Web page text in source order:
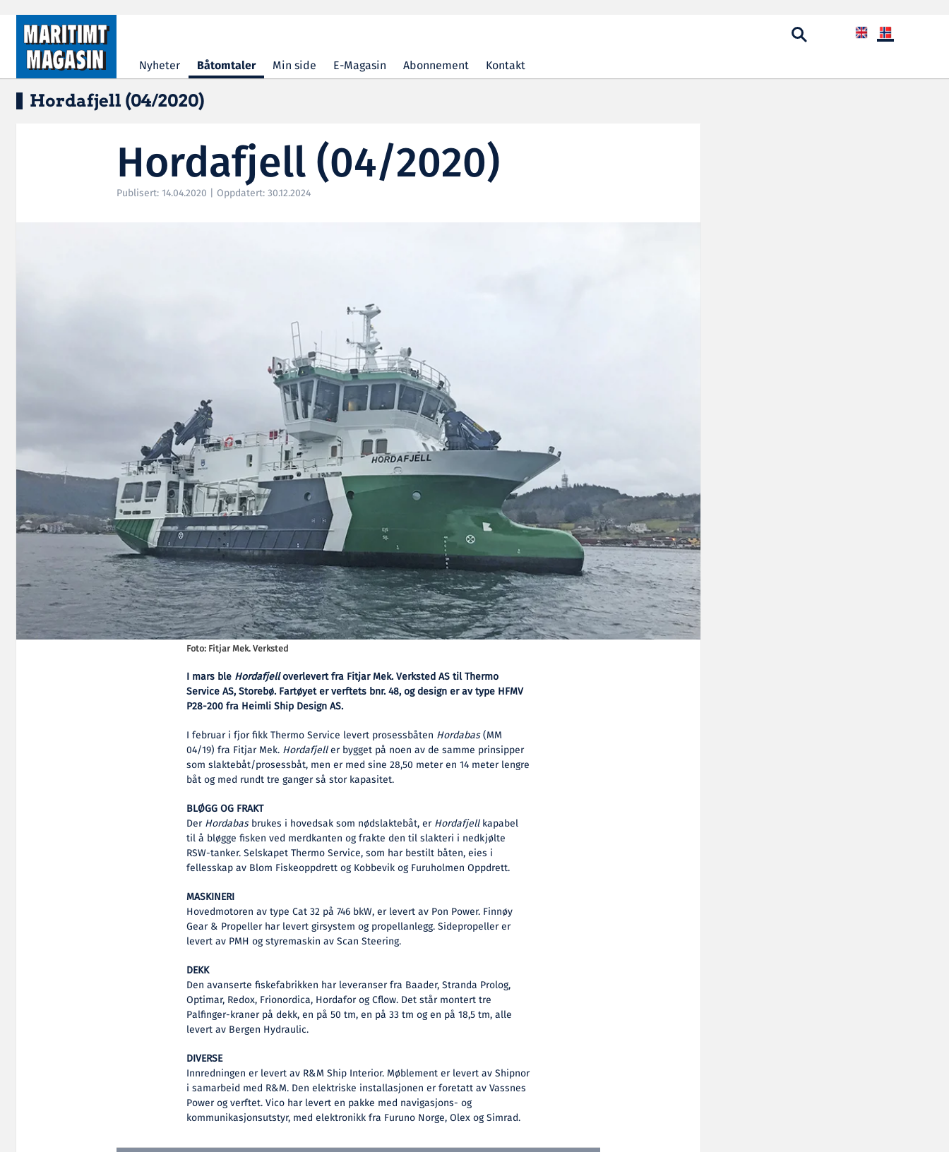
Hopp til hovedinnhold
Nyheter Båtomtaler Min side E-Magasin Abonnement Kontakt
Hordafjell (04/2020)
Hordafjell (04/2020)
Publisert: 14.04.2020 | Oppdatert: 30.12.2024
Foto: Fitjar Mek. Verksted
I mars ble Hordafjelloverlevert fra Fitjar Mek. Verksted AS til Thermo
Service AS, Storebø. Fartøyet er verftets bnr. 48, og design er av type HFMV
P28-200 fra Heimli Ship Design AS.
I februar i fjor fikk Thermo Service levert prosessbåten Hordabas(MM
04/19) fra Fitjar Mek. Hordafjeller bygget på noen av de samme prinsipper
som slaktebåt/prosessbåt, men er med sine 28,50 meter en 14 meter lengre
båt og med rundt tre ganger så stor kapasitet.
BLØGG OG FRAKT
DerHordabasbrukes i hovedsak som nødslaktebåt, erHordafjellkapabel
til å bløgge fisken ved merdkanten og frakte den til slakteri i nedkjølte
RSW-tanker. Selskapet Thermo Service, som har bestilt båten, eies i
fellesskap av Blom Fiskeoppdrett og Kobbevik og Furuholmen Oppdrett.
MASKINERI
Hovedmotoren av type Cat 32 på 746 bkW, er levert av Pon Power. Finnøy
Gear & Propeller har levert girsystem og propellanlegg. Sidepropeller er
levert av PMH og styremaskin av Scan Steering.
DEKK
Den avanserte fiskefabrikken har leveranser fra Baader, Stranda Prolog,
Optimar, Redox, Frionordica, Hordafor og Cflow. Det står montert tre
Palfinger-kraner på dekk, en på 50 tm, en på 33 tm og en på 18,5 tm, alle
levert av Bergen Hydraulic.
DIVERSE
Innredningen er levert av R&M Ship Interior. Møblement er levert av Shipnor
i samarbeid med R&M. Den elektriske installasjonen er foretatt av Vassnes
Power og verftet. Vico har levert en pakke med navigasjons- og
kommunikasjonsutstyr, med elektronikk fra Furuno Norge, Olex og Simrad.